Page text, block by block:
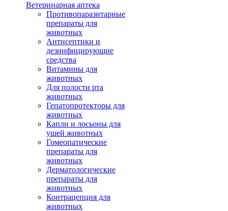
Ветеринарная аптека
Противопаразитарные
препараты для
животных
Антисептики и
дезинфицирующие
средства
Витамины для
животных
Для полости рта
животных
Гепатопротекторы для
животных
Капли и лосьоны для
ушей животных
Гомеопатические
препараты для
животных
Дерматологические
препараты для
животных
Контрацепция для
животных